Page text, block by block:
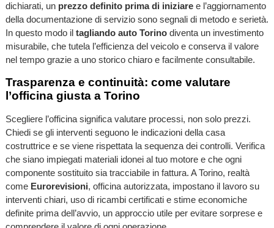
dichiarati, un prezzo definito prima di iniziaree l’aggiornamento
della documentazione di servizio sono segnali di metodo e serietà.
In questo modo il tagliando auto Torinodiventa un investimento
misurabile, che tutela l’efficienza del veicolo e conserva il valore
nel tempo grazie a uno storico chiaro e facilmente consultabile.
Trasparenza e continuità: come valutare
l’officina giusta a Torino
Scegliere l’officina significa valutare processi, non solo prezzi.
Chiedi se gli interventi seguono le indicazioni della casa
costruttrice e se viene rispettata la sequenza dei controlli. Verifica
che siano impiegati materiali idonei al tuo motore e che ogni
componente sostituito sia tracciabile in fattura. A Torino, realtà
come Eurorevisioni, officina autorizzata, impostano il lavoro su
interventi chiari, uso di ricambi certificati e stime economiche
definite prima dell’avvio, un approccio utile per evitare sorprese e